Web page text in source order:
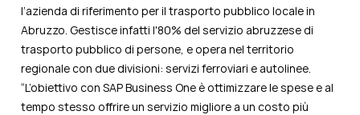
l’azienda di riferimento per il trasporto pubblico locale in
Abruzzo. Gestisce infatti l'80% del servizio abruzzese di
trasporto pubblico di persone, e opera nel territorio
regionale con due divisioni: servizi ferroviari e autolinee.
“L’obiettivo con SAP Business One è ottimizzare le spese e al
tempo stesso offrire un servizio migliore a un costo più